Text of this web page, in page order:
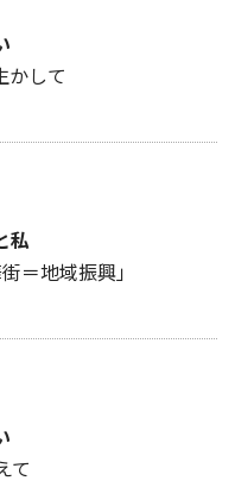
かして
私
＝地域振興」
て